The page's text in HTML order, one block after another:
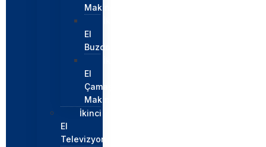
Makinesi
El
Buzdolabı
El
Çamaşır
Makinesi
İkinci
El
Televizyon